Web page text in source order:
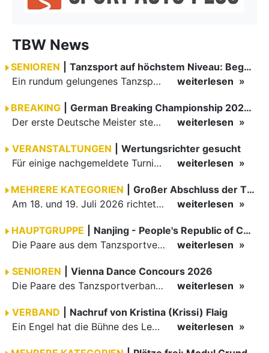
TBW News
SENIOREN
Tanzsport auf höchstem Niveau: Begeisterung bei den Turnieren in…
Ein rundum gelungenes Tanzsport-Wochenende liegt hinter den Paaren und Organisatoren in Enzklösterle. Am 1. und 2. August 2026 verwandelte sich die Festhalle wieder in einen lebendigen Mittelpunkt des…
weiterlesen
BREAKING
German Breaking Championship 2026 in Hannover
Der erste Deutsche Meister steht fest B-Boy Roman siegt bei den Juniors
weiterlesen
VERANSTALTUNGEN
Wertungsrichter gesucht
Für einige nachgemeldete Turniere im 2 Halbjahr sucht der ZWE noch Wertungsrichter.
weiterlesen
MEHRERE KATEGORIEN
Großer Abschluss der TBW-Trophy in Weinheim
Am 18. und 19. Juli 2026 richtete die Tanzsportabteilung (TSA) der TSG 1862 Weinheim das Abschlussturnier der diesjährigen TBW-Trophy-Serie aus. Zum traditionellen Saisonfinale kamen rund 400 Starts über…
weiterlesen
HAUPTGRUPPE
Nanjing - People's Republic of China
Die Paare aus dem Tanzsportverband Baden-Württemberg (TBW) haben beim hochklassig besetzten WDSF GrandSlam im chinesischen Nanjing wieder einmal auf internationalem Top-Niveau geglänzt. Das…
weiterlesen
SENIOREN
Vienna Dance Concours 2026
Die Paare des Tanzsportverbandes Baden-Württemberg (TBW) glänzten auf dem internationalen Parkett des Vienna Dance Concourse 2026 im Wiener Rathaus mit hervorragenden Platzierungen Ergebnisse unter: …
weiterlesen
VERBAND
Nachruf von Kristina (Krissi) Flaig
Ein Engel hat die Bühne des Lebens verlassen. Viel zu früh, plötzlich und für uns alle unfassbar, wurde unsere geliebte Kristina (Krissi) Flaig im Alter von 36 Jahren aus dem Leben gerissen. Das Tanzen…
weiterlesen